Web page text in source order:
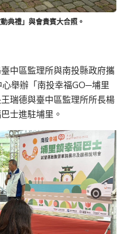
典禮」與會貴賓大合照。
中區監理所與南投縣政府攜
舉辦「南投幸福GO─埔里
瑞德與臺中區監理所所長楊
士進駐埔里。